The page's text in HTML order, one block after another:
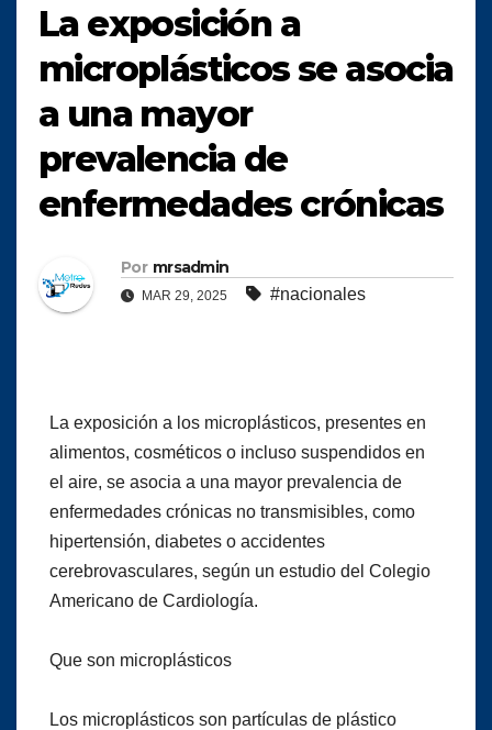
La exposición a
microplásticos se asocia
a una mayor
prevalencia de
enfermedades crónicas
Por mrsadmin
MAR 29, 2025 #nacionales
La exposición a los microplásticos, presentes en
alimentos, cosméticos o incluso suspendidos en
el aire, se asocia a una mayor prevalencia de
enfermedades crónicas no transmisibles, como
hipertensión, diabetes o accidentes
cerebrovasculares, según un estudio del Colegio
Americano de Cardiología.
Que son microplásticos
Los microplásticos son partículas de plástico